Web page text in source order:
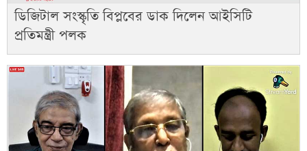
ডিজিটাল সংস্কৃতি বিপ্লবের ডাক দিলেন আইসিটি
প্রতিমন্ত্রী পলক